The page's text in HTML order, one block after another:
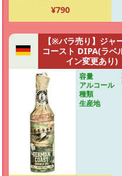
¥790
【※バラ売り】ジャ
コースト DIPA(ラベ
イン変更あり)
容量
アルコール
種類
生産地